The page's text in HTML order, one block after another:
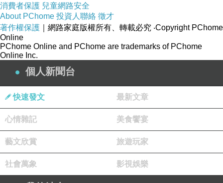
感嘆…
自由心證永遠是貪婪下
最有利益的
這樣的判決還是 無法徹底解決
芭樂市王八段4447
C部分車庫不能拆除
又如何完整持有土地權呢?!
埋恨 ..
自己努力不夠
無能無權無勢
無知白目對抗
消費者保護 兒童網路安全
About PChome 投資人聯絡 徵才
著作權保護 ｜網路家庭版權所有、轉載必究 ‧Copyright PChome
Online
PChome Online and PChome are trademarks of PChome
Online Inc.
個人新聞台
快速發文 最新文章
心情雜記 美食饗宴
藝文欣賞 旅遊玩家
社會萬象 影視娛樂